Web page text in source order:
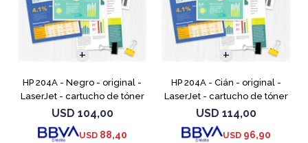
HP 204A - Negro - original -
LaserJet - cartucho de tóner
(CF510A) - para Color
LaserJet Pro M154a, M154nw,
MFP M180n, MFP M180n
USD 104,00
USD 88,40
HP 204A - Cián - original -
LaserJet - cartucho de tóner
(CF511A) - para Color LaserJet
Pro M154a, M154nw, MFP
M180n, MFP M180nw
USD 114,00
USD 96,90